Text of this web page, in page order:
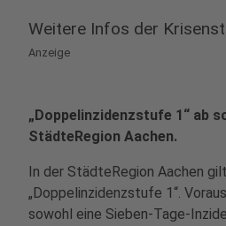
Weitere Infos der
Anzeige
„Doppelinzidenzstufe 1“ ab
StädteRegion Aachen.
In der StädteRegion Aachen
„Doppelinzidenzstufe 1“.
sowohl eine Sieben-Tage-